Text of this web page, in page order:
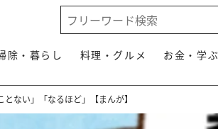
除・暮らし 料理・グルメ お金・学ぶ
ない」「なるほど」【まんが】